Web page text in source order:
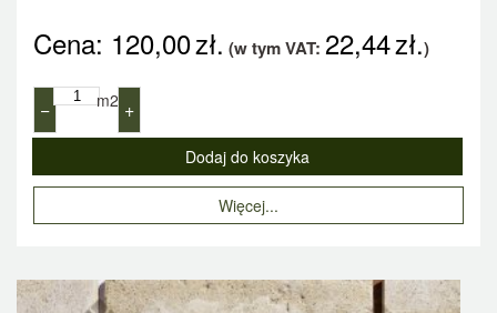
Cena: 120,00zł. (w tym VAT: 22,44zł.)
− m2 +
Więcej...